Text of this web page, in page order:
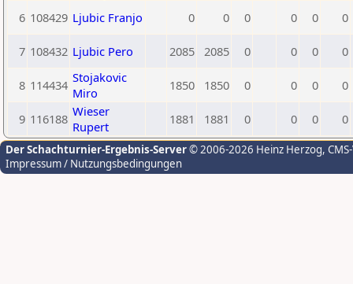
6 108429 Ljubic Franjo 0 0 0 0 0 0
7 108432 Ljubic Pero 2085 2085 0 0 0 0
8 114434 Stojakovic
Miro
1850 1850 0 0 0 0
9 116188 Wieser
Rupert
1881 1881 0 0 0 0
Der Schachturnier-Ergebnis-Server© 2006-2026 Heinz Herzog,
Impressum / Nutzungsbedingungen